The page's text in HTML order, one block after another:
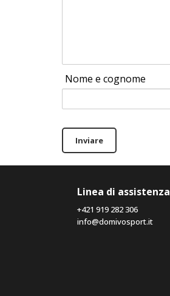
Nome e cognome
Inviare
Linea di assistenza
+421 919 282 306
info@domivosport.it